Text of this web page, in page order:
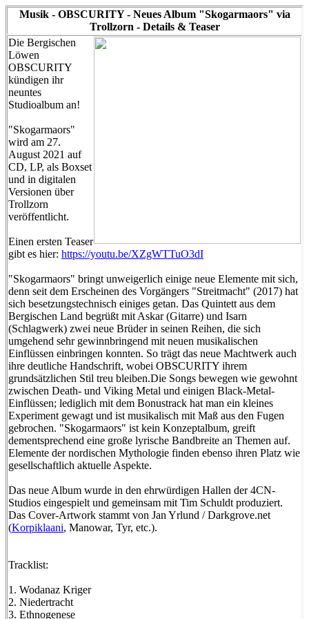
Musik - OBSCURITY - Neues Album "Skogarmaors" via
Trollzorn - Details & Teaser
Die Bergischen
Löwen
OBSCURITY
kündigen ihr
neuntes
Studioalbum an!
"Skogarmaors"
wird am 27.
August 2021 auf
CD, LP, als Boxset
und in digitalen
Versionen über
Trollzorn
veröffentlicht.
Einen ersten Teaser
gibt es hier: https://youtu.be/XZgWTTuO3dI
"Skogarmaors" bringt unweigerlich einige neue Elemente mit sich,
denn seit dem Erscheinen des Vorgängers "Streitmacht" (2017) hat
sich besetzungstechnisch einiges getan. Das Quintett aus dem
Bergischen Land begrüßt mit Askar (Gitarre) und Isarn
(Schlagwerk) zwei neue Brüder in seinen Reihen, die sich
umgehend sehr gewinnbringend mit neuen musikalischen
Einflüssen einbringen konnten. So trägt das neue Machtwerk auch
ihre deutliche Handschrift, wobei OBSCURITY ihrem
grundsätzlichen Stil treu bleiben.Die Songs bewegen wie gewohnt
zwischen Death- und Viking Metal und einigen Black-Metal-
Einflüssen; lediglich mit dem Bonustrack hat man ein kleines
Experiment gewagt und ist musikalisch mit Maß aus den Fugen
gebrochen. "Skogarmaors" ist kein Konzeptalbum, greift
dementsprechend eine große lyrische Bandbreite an Themen auf.
Elemente der nordischen Mythologie finden ebenso ihren Platz wie
gesellschaftlich aktuelle Aspekte.
Das neue Album wurde in den ehrwürdigen Hallen der 4CN-
Studios eingespielt und gemeinsam mit Tim Schuldt produziert.
Das Cover-Artwork stammt von Jan Yrlund / Darkgrove.net
(Korpiklaani, Manowar, Tyr, etc.).
Tracklist:
1. Wodanaz Kriger
2. Niedertracht
3. Ethnogenese